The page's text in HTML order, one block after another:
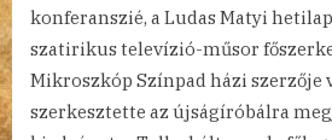
konferanszié, a Ludas Matyi
szatirikus televízió-műsor
Mikroszkóp Színpad házi szerzője
szerkesztette az újságíróbálra